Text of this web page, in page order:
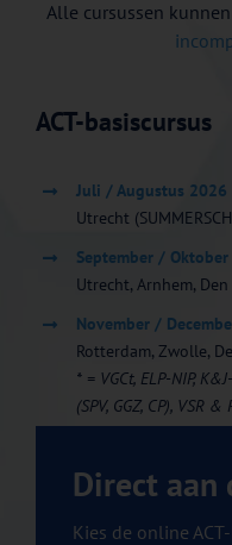
Alle cursussen
ACT-basiscursus
Juli / Augustus 2026
Utrecht
September /
Utrecht, Arnhem,
November /
Rotterdam, Zwolle,
* = VGCt, ELP-NIP,
(SPV, GGZ, CP), VSR
Direct aan
Kies de online